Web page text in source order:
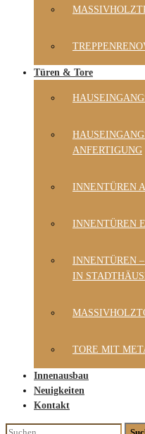
Türen & Tore
ANFERTIGUNG
INNENTÜREN
INNENTÜREN
INNENTÜREN
IN
TORE MIT
Innenausbau
Neuigkeiten
Kontakt
Suchen